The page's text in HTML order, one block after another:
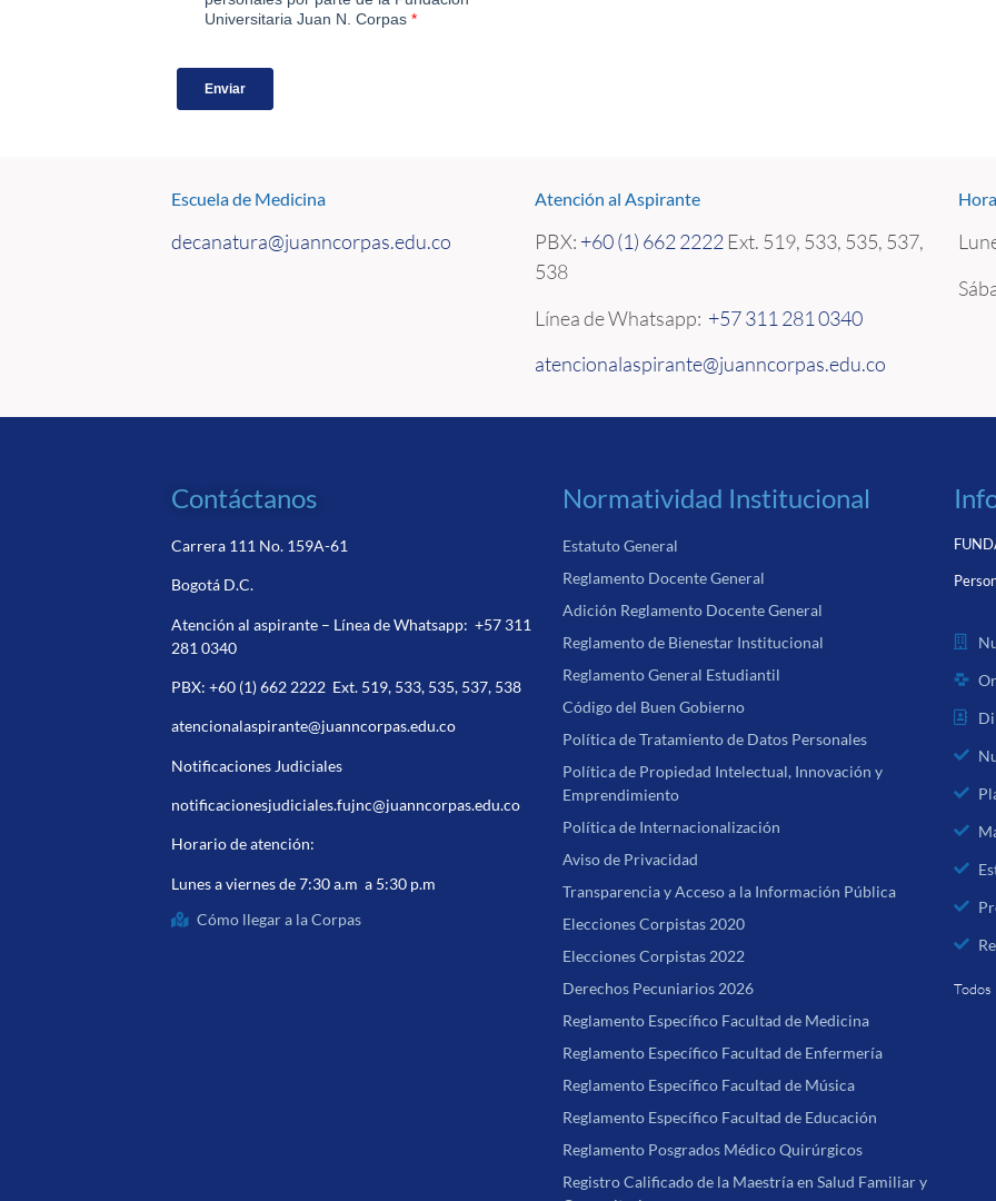
Escuela de Medicina
decanatura@juanncorpas.edu.co
Atención al Aspirante
PBX: +60 (1) 662 2222 Ext. 519, 533, 535, 537,
538
Línea de Whatsapp: +57 311 281 0340
atencionalaspirante@juanncorpas.edu.co
Contáctanos
Carrera 111 No. 159A-61
Bogotá D.C.
Atención al aspirante – Línea de Whatsapp:+57 311
281 0340
PBX:+60 (1) 662 2222 Ext. 519, 533, 535, 537, 538
atencionalaspirante@juanncorpas.edu.co
Notificaciones Judiciales
notificacionesjudiciales.fujnc@juanncorpas.edu.co
Horario de atención:
Lunes a viernes de 7:30 a.m a 5:30 p.m
Cómo llegar a la Corpas
Normatividad Institucional
Estatuto General
Reglamento Docente General
Adición Reglamento Docente General
Reglamento de Bienestar Institucional
Reglamento General Estudiantil
Código del Buen Gobierno
Política de Tratamiento de Datos Personales
Política de Propiedad Intelectual, Innovación y
Emprendimiento
Política de Internacionalización
Aviso de Privacidad
Transparencia y Acceso a la Información Pública
Elecciones Corpistas 2020
Elecciones Corpistas 2022
Derechos Pecuniarios 2026
Reglamento Específico Facultad de Medicina
Reglamento Específico Facultad de Enfermería
Reglamento Específico Facultad de Música
Reglamento Específico Facultad de Educación
Reglamento Posgrados Médico Quirúrgicos
Registro Calificado de la Maestría en Salud Familiar y